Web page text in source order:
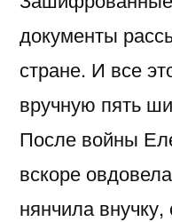
документы
стране. И все
вручную пять
После войны
вскоре
нянчила